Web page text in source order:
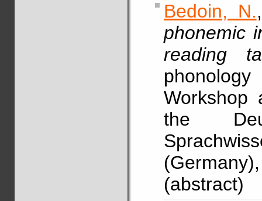
Bedoin, N.
phonemic
reading
Workshop
the
(abstract)